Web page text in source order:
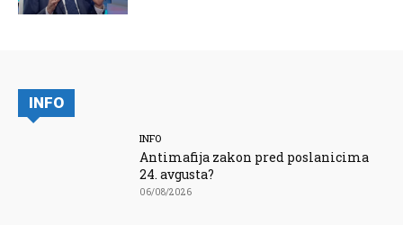
INFO
INFO
Antimafija zakon pred poslanicima
24. avgusta?
06/08/2026